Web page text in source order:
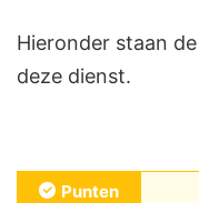
Hieronder staan
deze dienst.
Punten